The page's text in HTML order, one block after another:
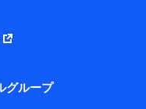
、お客さまの情報
を順守します 。
の「第三者提供の
同利用する場合があ
グループ